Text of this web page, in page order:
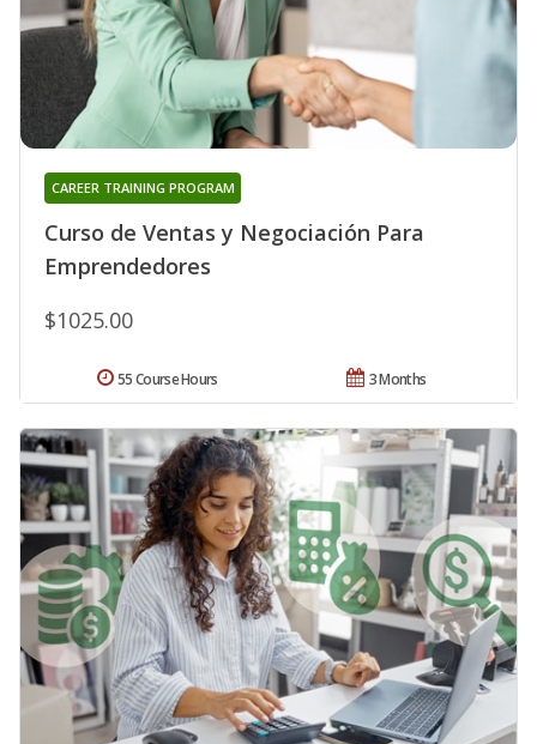
Curso de Ventas y Negociación Para
Emprendedores
CAREER TRAINING PROGRAM
$1025.00
3 Months
55 Course Hours